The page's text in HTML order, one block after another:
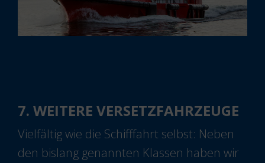
7. WEITERE VERSETZFAHRZEUGE
Vielfältig wie die Schifffahrt selbst: Neben
den bislang genannten Klassen haben wir